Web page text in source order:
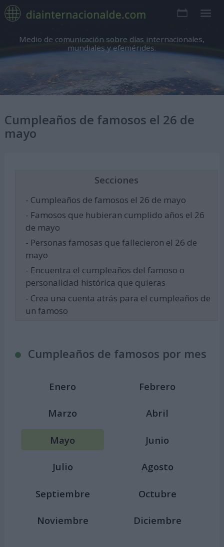
Medio de comunicación sobre días internacionales,
mundiales y efemérides.
Cumpleaños de famosos el 26 de
mayo
Secciones
- Cumpleaños de famosos el 26 de mayo
- Famosos que hubieran cumplido años el 26
de mayo
- Personas famosas que fallecieron el 26 de
mayo
- Encuentra el cumpleaños del famoso o
personalidad histórica que quieras
- Crea una cuenta atrás para el cumpleaños de
un famoso
Cumpleaños de famosos por mes
Enero Febrero
Marzo Abril
Mayo Junio
Julio Agosto
Septiembre Octubre
Noviembre Diciembre